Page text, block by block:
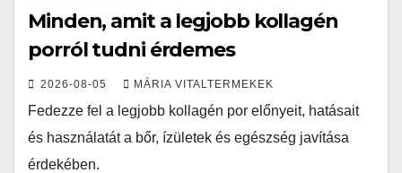
Minden, amit a legjobb kollagén
porról tudni érdemes
2026-08-05 MÁRIA VITALTERMEKEK
Fedezze fel a legjobb kollagén por előnyeit, hatásait
és használatát a bőr, ízületek és egészség javítása
érdekében.